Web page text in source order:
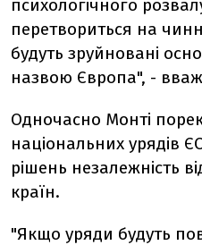
психологічного
перетвориться на
будуть зруйновані
назвою Європа", -
Одночасно Монті
національних урядів
рішень незалежність
країн.
"Якщо уряди будуть